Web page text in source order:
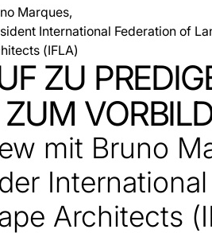
Marques,
International Federation of
(IFLA)
ZU
mit Bruno
Architects